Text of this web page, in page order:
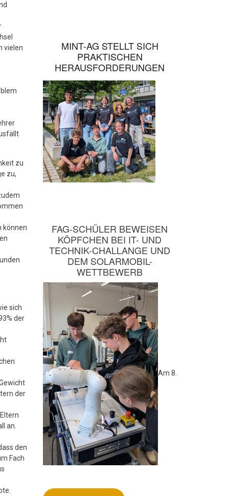
vielen
zu
zu,
können
sich
der
der
an.
den
Fach
MINT-AG STELLT SICH
PRAKTISCHEN
HERAUSFORDERUNGEN
FAG-SCHÜLER BEWEISEN
KÖPFCHEN BEI IT- UND
TECHNIK-CHALLANGE UND
DEM SOLARMOBIL-
WETTBEWERB
Am 8.